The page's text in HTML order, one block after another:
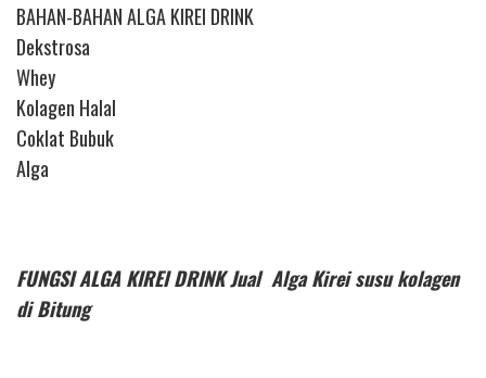
BAHAN-BAHAN ALGA KIREI DRINK
Dekstrosa
Whey
Kolagen Halal
Coklat Bubuk
Alga
FUNGSI ALGA KIREI DRINK Jual Alga Kirei susu kolagen
di Bitung